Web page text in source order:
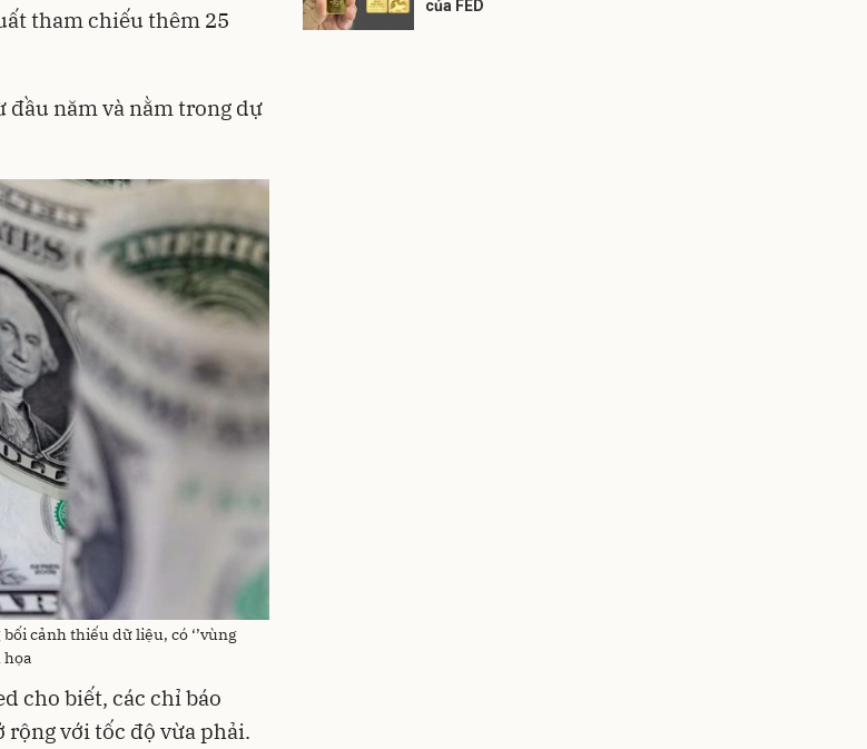
tham chiếu thêm 25
đầu năm và nằm trong dự
cảnh thiếu dữ liệu, có ‘’vùng
họa
cho biết, các chỉ báo
với tốc độ vừa phải.
của FED